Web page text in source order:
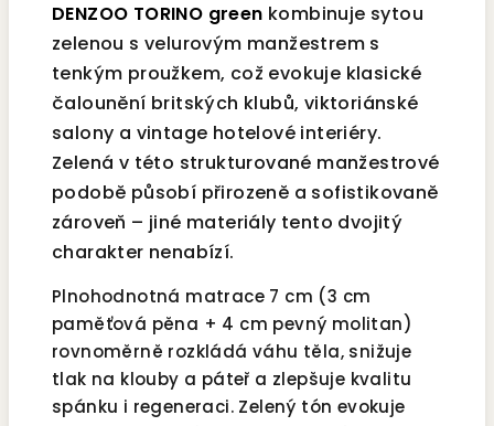
DENZOO TORINO green kombinuje sytou
zelenou s velurovým manžestrem s
tenkým proužkem, což evokuje klasické
čalounění britských klubů, viktoriánské
salony a vintage hotelové interiéry.
Zelená v této strukturované manžestrové
podobě působí přirozeně a sofistikovaně
zároveň – jiné materiály tento dvojitý
charakter nenabízí.
Plnohodnotná matrace 7 cm (3 cm
paměťová pěna + 4 cm pevný molitan)
rovnoměrně rozkládá váhu těla, snižuje
tlak na klouby a páteř a zlepšuje kvalitu
spánku i regeneraci. Zelený tón evokuje